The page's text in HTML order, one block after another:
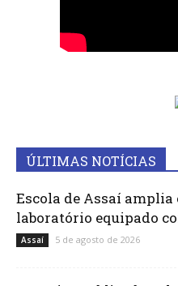
ÚLTIMAS NOTÍCIAS
Escola de Assaí
laboratório equipado
Assaí 5 de agosto de 2026